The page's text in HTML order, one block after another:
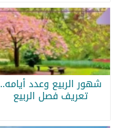
شهور الربيع وعدد أيامه..
تعريف فصل الربيع